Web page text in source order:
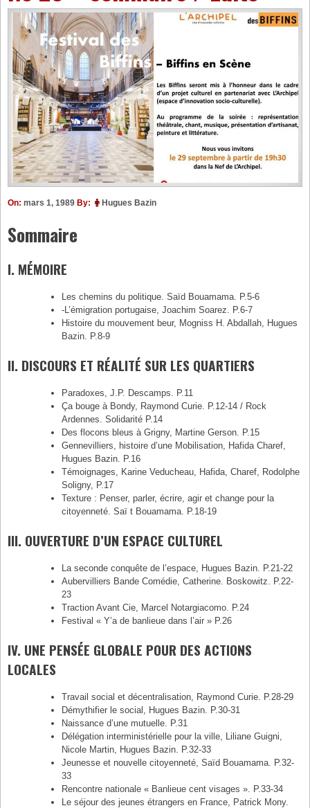
On: mars 1, 1989 By: Hugues Bazin
Sommaire
I. MÉMOIRE
Les chemins du politique. Saïd Bouamama. P.5-6
-L’émigration portugaise, Joachim Soarez. P.6-7
Histoire du mouvement beur, Mogniss H. Abdallah, Hugues
Bazin. P.8-9
II. DISCOURS ET RÉALITÉ SUR LES QUARTIERS
Paradoxes, J.P. Descamps. P.11
Ça bouge à Bondy, Raymond Curie. P.12-14 / Rock
Ardennes. Solidarité P.14
Des flocons bleus à Grigny, Martine Gerson. P.15
Gennevilliers, histoire d’une Mobilisation, Hafida Charef,
Hugues Bazin. P.16
Témoignages, Karine Veducheau, Hafida, Charef, Rodolphe
Soligny, P.17
Texture : Penser, parler, écrire, agir et change pour la
citoyenneté. Saï t Bouamama. P.18-19
III. OUVERTURE D’UN ESPACE CULTUREL
La seconde conquête de l’espace, Hugues Bazin. P.21-22
Aubervilliers Bande Comédie, Catherine. Boskowitz. P.22-
23
Traction Avant Cie, Marcel Notargiacomo. P.24
Festival « Y’a de banlieue dans l’air » P.26
IV. UNE PENSÉE GLOBALE POUR DES ACTIONS
LOCALES
Travail social et décentralisation, Raymond Curie. P.28-29
Démythifier le social, Hugues Bazin. P.30-31
Naissance d’une mutuelle. P.31
Délégation interministérielle pour la ville, Liliane Guigni,
Nicole Martin, Hugues Bazin. P.32-33
Jeunesse et nouvelle citoyenneté, Saïd Bouamama. P.32-
33
Rencontre nationale « Banlieue cent visages ». P.33-34
Le séjour des jeunes étrangers en France, Patrick Mony.